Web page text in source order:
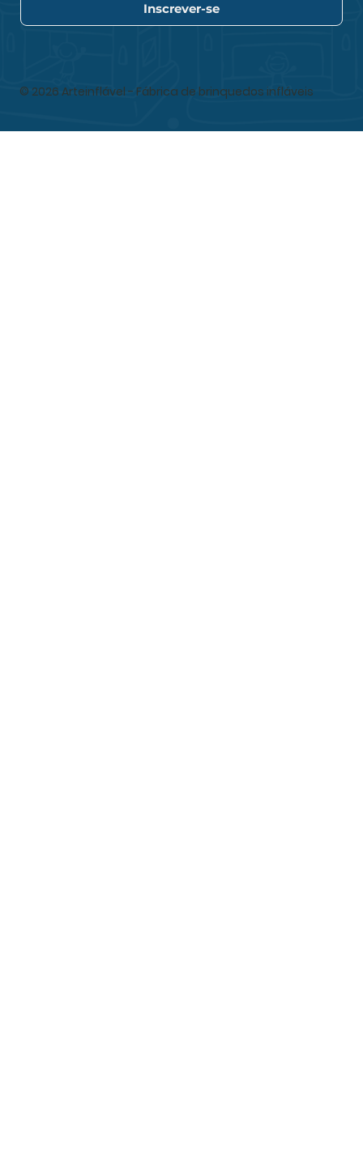
Inscrever-se
© 2026 Arteinflável - Fábrica de brinquedos infláveis